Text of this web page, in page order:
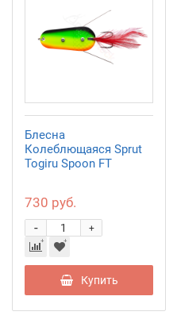
Блесна
Колеблющаяся Sprut
Togiru Spoon FT
730 руб.
+
-
Купить